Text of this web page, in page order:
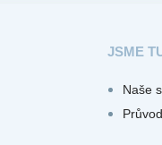
JSME
Naše